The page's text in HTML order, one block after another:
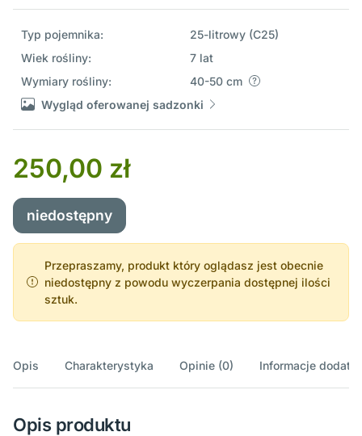
Typ pojemnika:
25-litrowy (C25)
Wiek rośliny:
7 lat
Wymiary rośliny:
40-50 cm
Wygląd oferowanej sadzonki
250,00 zł
niedostępny
Przepraszamy, produkt który oglądasz jest obecnie
niedostępny z powodu wyczerpania dostępnej ilości
sztuk.
Opis Charakterystyka Opinie (0) Informacje
Opis produktu